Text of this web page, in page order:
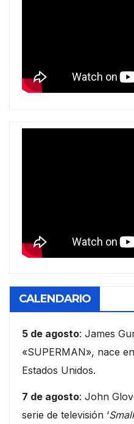
CALENDARIO
5 de agosto: James
«SUPERMAN», nace
Estados Unidos.
7 de agosto: John
serie de televisión ‘